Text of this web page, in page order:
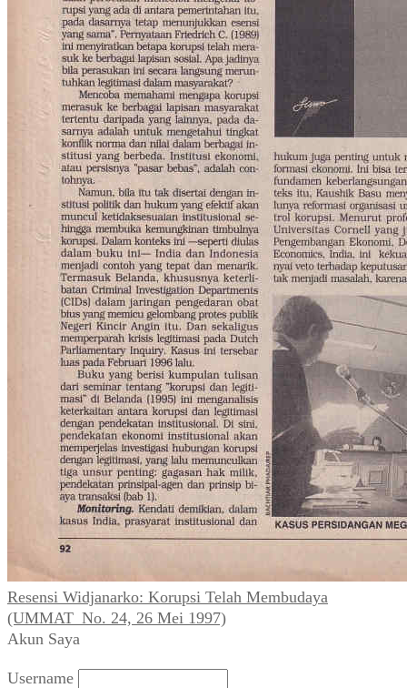
Resensi Widjanarko: Korupsi Telah Membudaya
(UMMAT_No. 24, 26 Mei 1997)
Akun Saya
Username